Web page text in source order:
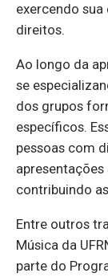
exercendo
direitos.
Ao longo da
se
dos grupos
específicos.
pessoas com
contribuindo
Entre outros
Música da
parte do